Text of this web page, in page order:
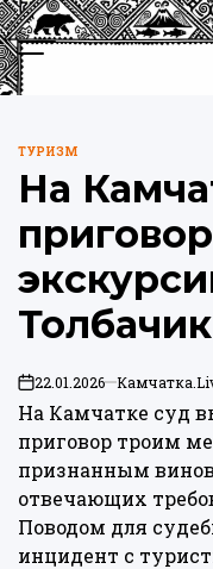
Перейти
к
содержимому
Меню
ОПУБЛИКОВАНО
В
ТУРИЗМ
На
Толбачик
on22.01.2026
На Камчатке суд
приговор троим
признанным
отвечающих
Поводом для
инцидент с